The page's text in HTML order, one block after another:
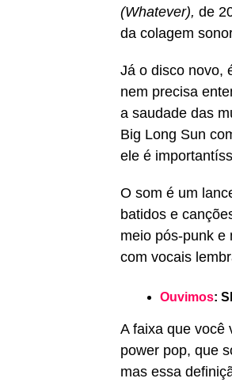
(Whatever), de
da colagem
Já o disco novo,
nem precisa
a saudade das
Big Long Sun
ele é
O som é um
batidos e
meio pós-punk e
com vocais
Ouvimos:
A faixa que você
power pop, que
mas essa